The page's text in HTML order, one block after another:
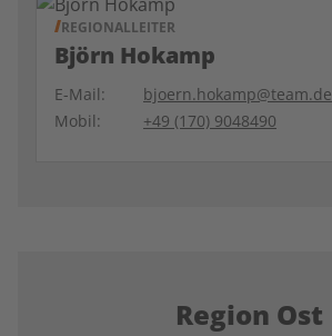
REGIONALLEITER
Björn Hokamp
E-Mail:
bjoern.hokamp@team.de
Mobil:
+49 (170) 9048490
Region Ost